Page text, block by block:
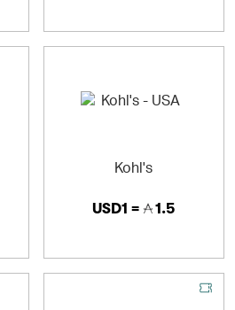
Kohl's
USD1 = 1.5